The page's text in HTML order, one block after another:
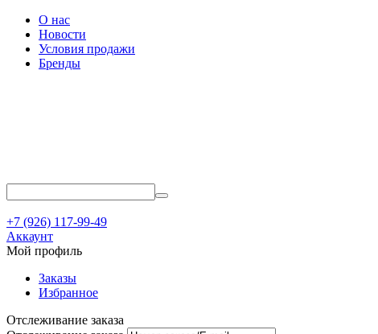
О нас
Новости
Условия продажи
Бренды
+7 (926) 117-99-49
Аккаунт
Мой профиль
Заказы
Избранное
Отслеживание заказа